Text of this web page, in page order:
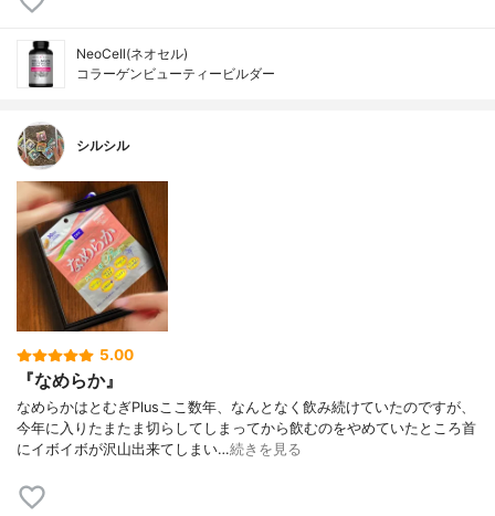
NeoCell(ネオセル)
コラーゲンビューティービルダー
シルシル
5.00
『なめらか』
なめらかはとむぎPlusここ数年、なんとなく飲み続けていたのですが、
今年に入りたまたま切らしてしまってから飲むのをやめていたところ首
にイボイボが沢山出来てしまい…続きを見る